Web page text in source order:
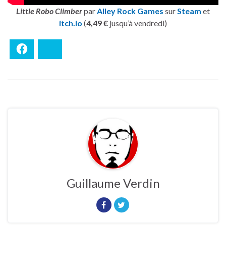
Little Robo ClimberparAlley Rock Games surSteam et
itch.io (4,49 € jusqu’à vendredi)
Guillaume Verdin